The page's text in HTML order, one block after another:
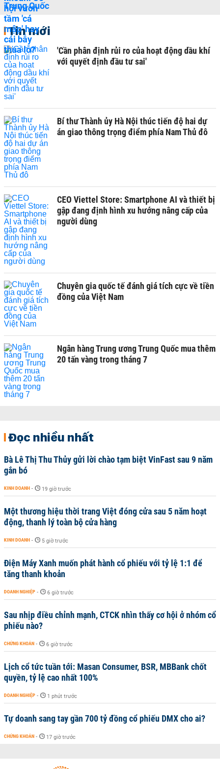
Tin mới
'Cần phân định rủi ro của hoạt động dầu khí
với quyết định đầu tư sai'
Bí thư Thành ủy Hà Nội thúc tiến độ hai dự
án giao thông trọng điểm phía Nam Thủ đô
CEO Viettel Store: Smartphone AI và thiết bị
gập đang định hình xu hướng nâng cấp của
người dùng
Chuyên gia quốc tế đánh giá tích cực về tiền
đồng của Việt Nam
Ngân hàng Trung ương Trung Quốc mua thêm
20 tấn vàng trong tháng 7
Đọc nhiều nhất
Bà Lê Thị Thu Thủy gửi lời chào tạm biệt VinFast sau 9 năm
gắn bó
KINH DOANH - 19 giờ trước
Một thương hiệu thời trang Việt đóng cửa sau 5 năm hoạt
động, thanh lý toàn bộ cửa hàng
KINH DOANH - 5 giờ trước
Điện Máy Xanh muốn phát hành cổ phiếu với tỷ lệ 1:1 để
tăng thanh khoản
DOANH NGHIỆP - 6 giờ trước
Sau nhịp điều chỉnh mạnh, CTCK nhìn thấy cơ hội ở nhóm cổ
phiếu nào?
CHỨNG KHOÁN - 6 giờ trước
Lịch cổ tức tuần tới: Masan Consumer, BSR, MBBank chốt
quyền, tỷ lệ cao nhất 100%
DOANH NGHIỆP - 1 phút trước
Tự doanh sang tay gần 700 tỷ đồng cổ phiếu DMX cho ai?
CHỨNG KHOÁN - 17 giờ trước